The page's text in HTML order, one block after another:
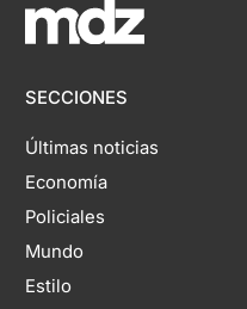
SECCIONES
Últimas noticias
Economía
Policiales
Mundo
Estilo